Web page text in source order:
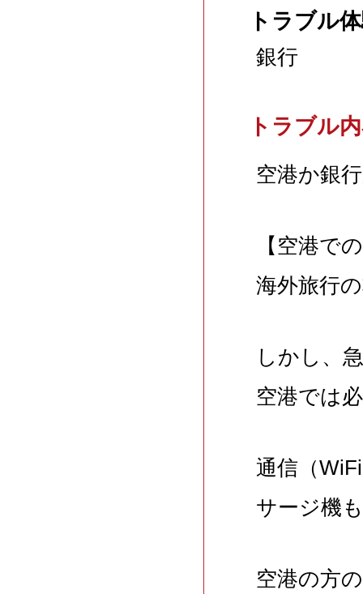
トラブル
銀行
トラブル
空港か銀
【空港で
海外旅行
しかし、
空港では
通信（
サージ機
空港の方